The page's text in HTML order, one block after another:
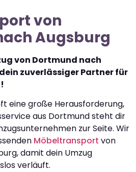
von
Augsburg
von Dortmund nach
zuverlässiger Partner für
eine große Herausforderung,
aus Dortmund steht dir
zur Seite. Wir
Möbeltransport von
damit dein Umzug
verläuft.